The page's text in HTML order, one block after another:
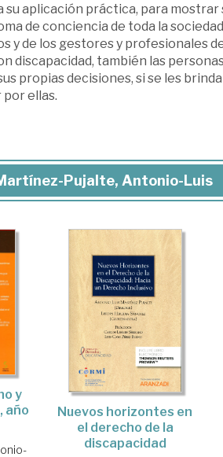
aplicación práctica, para
de conciencia de toda la
y de los gestores y profesionales
discapacidad, también las
propias decisiones, si se les
ellas.
Pujalte, Antonio-Luis
y
año
Nuevos horizontes en
el derecho de la
discapacidad